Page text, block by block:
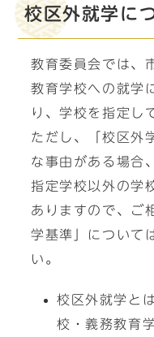
校区外就学に
教育委員会では、
教育学校への就学
り、学校を指定し
ただし、「校区外
な事由がある場合
指定学校以外の学
ありますので、ご
学基準」について
い。
校区外就学と
校・義務教育